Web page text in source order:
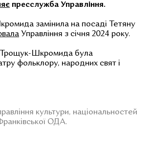
пресслужба Управління.
замінила на посаді Тетяну
Управління з січня 2024 року.
Шкромида була
фольклору, народних свят і
культури, національностей
ОДА.